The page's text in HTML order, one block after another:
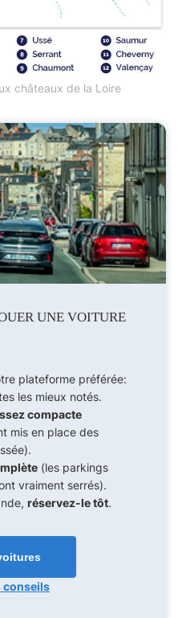
châteaux de la Loire
UNE VOITURE
plateforme préférée:
les mieux notés.
compacte
mis en place des
(les parkings
vraiment serrés).
réservez-le tôt.
conseils